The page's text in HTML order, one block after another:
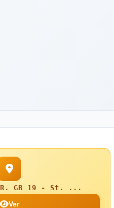
R. GB 19 - St. ...
Ver